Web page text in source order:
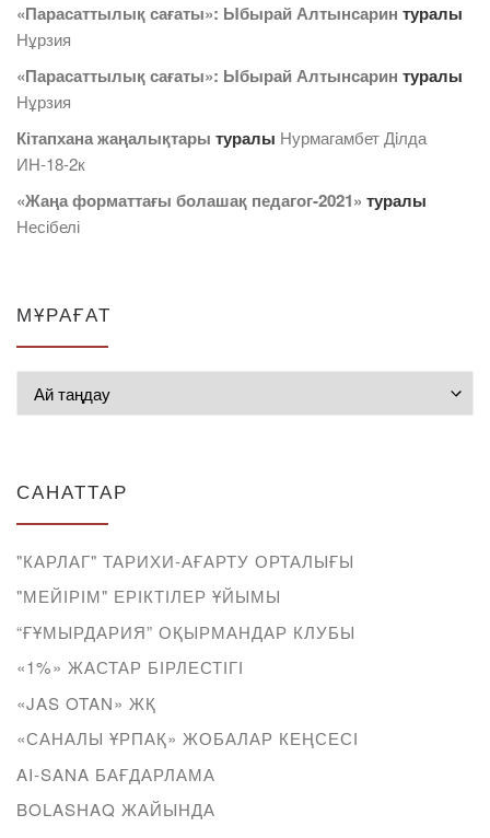
«Парасаттылық сағаты»: Ыбырай Алтынсарин туралы
Нұрзия
«Парасаттылық сағаты»: Ыбырай Алтынсарин туралы
Нұрзия
Кітапхана жаңалықтары туралы Нурмагамбет Дiлда
ИН-18-2к
«Жаңа форматтағы болашақ педагог-2021» туралы
Несібелі
МҰРАҒАТ
САНАТТАР
"КАРЛАГ" ТАРИХИ-АҒАРТУ ОРТАЛЫҒЫ
"МЕЙІРІМ" ЕРІКТІЛЕР ҰЙЫМЫ
“ҒҰМЫРДАРИЯ” ОҚЫРМАНДАР КЛУБЫ
«1%» ЖАСТАР БІРЛЕСТІГІ
«JAS OTAN» ЖҚ
«САНАЛЫ ҰРПАҚ» ЖОБАЛАР КЕҢСЕСІ
AI-SANA БАҒДАРЛАМА
BOLASHAQ ЖАЙЫНДА